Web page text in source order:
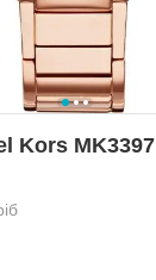
Kors MK3397